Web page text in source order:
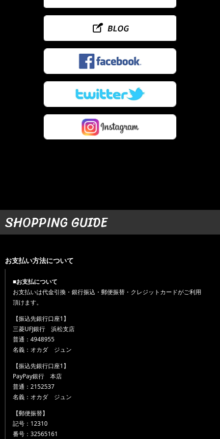
SHOPPING GUIDE
お支払い方法について
■お支払について
お支払いは代金引換・銀行振込・郵便振替・クレジットカードがご利用
頂けます。
【振込先銀行口座1】
三菱UFJ銀行 浜松支店
普通：4948955
名義：オカダ ジュン
【振込先銀行口座1】
PayPay銀行 本店
普通：2152537
名義：オカダ ジュン
【郵便振替】
記号：12310
番号：32565161